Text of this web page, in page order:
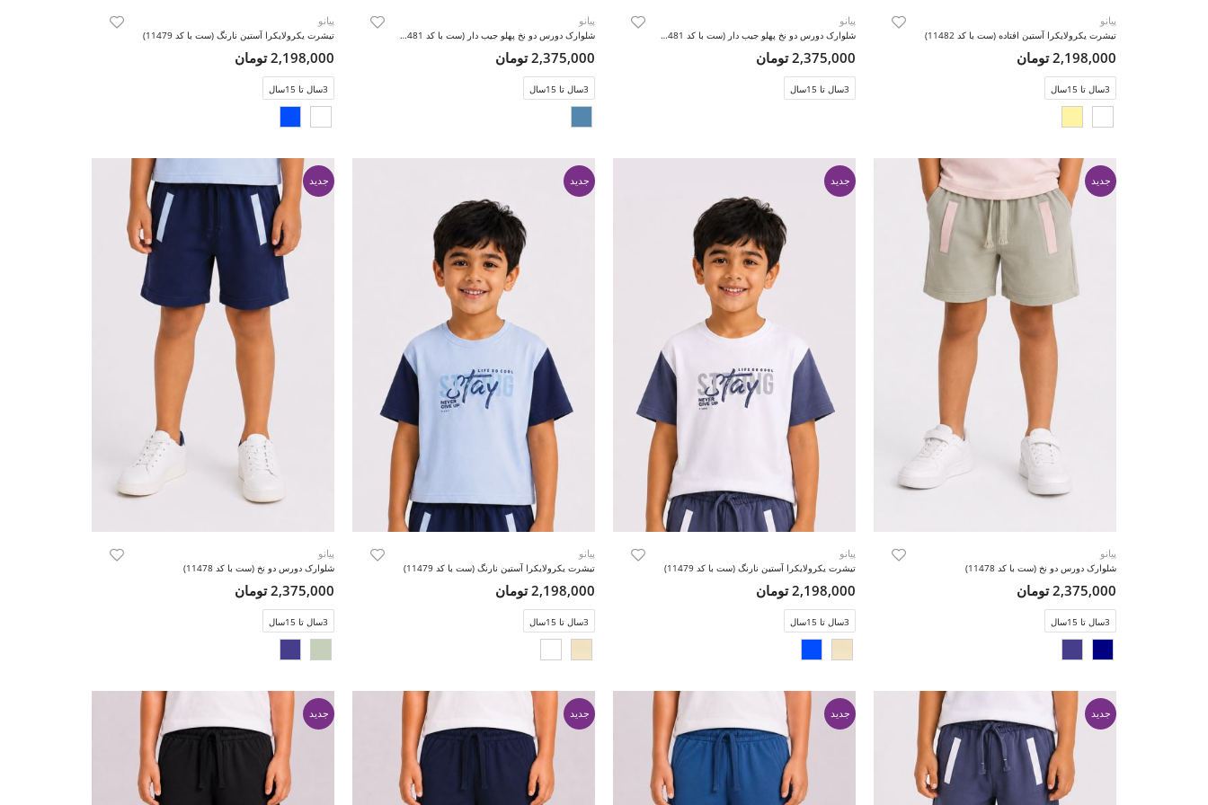
پیانو
تیشرت یکرولایکرا آستین افتاده (ست با کد 11482)
2,198,000 تومان
3سال تا 15سال
پیانو
شلوارک دورس دو نخ پهلو جیب دار (ست با کد 11481)
2,375,000 تومان
3سال تا 15سال
پیانو
شلوارک دورس دو نخ پهلو جیب دار (ست با کد 11481)
2,375,000 تومان
3سال تا 15سال
پیانو
تیشرت یکرولایکرا آستین نارنگ (ست با کد 11479)
2,198,000 تومان
3سال تا 15سال
جدید
پیانو
شلوارک دورس دو نخ (ست با کد 11478)
2,375,000 تومان
3سال تا 15سال
جدید
پیانو
تیشرت یکرولایکرا آستین نارنگ (ست با کد 11479)
2,198,000 تومان
3سال تا 15سال
جدید
پیانو
تیشرت یکرولایکرا آستین نارنگ (ست با کد 11479)
2,198,000 تومان
3سال تا 15سال
جدید
پیانو
شلوارک دورس دو نخ (ست با کد 11478)
2,375,000 تومان
3سال تا 15سال
جدید جدید جدید جدید